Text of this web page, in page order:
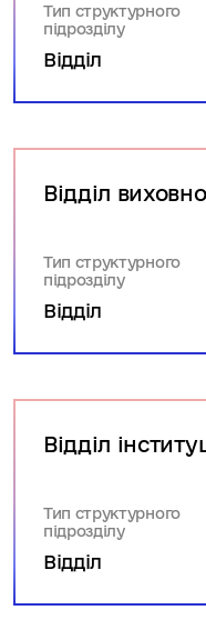
Тип структурного
підрозділу
Відділ
Відділ
Тип структурного
підрозділу
Відділ
Відділ
Тип структурного
підрозділу
Відділ